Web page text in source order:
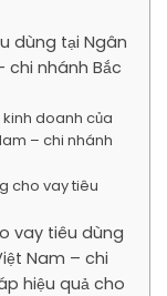
dùng tại Ngân
chi nhánh Bắc
kinh doanh của
– chi nhánh
cho vay tiêu
vay tiêu dùng
Nam – chi
hiệu quả cho